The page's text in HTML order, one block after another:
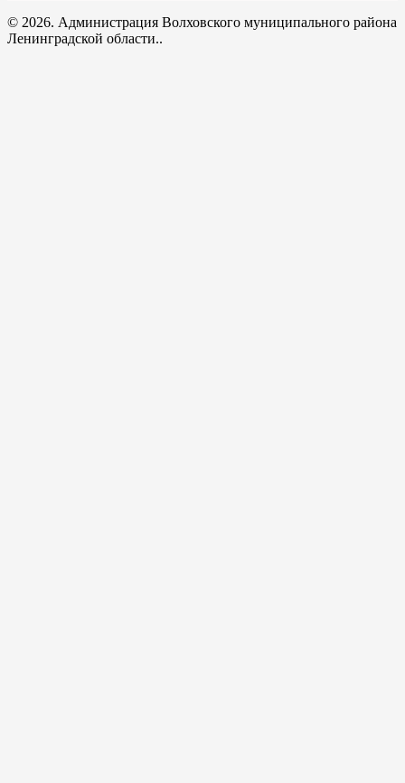
© 2026. Администрация Волховского муниципального района
Ленинградской области..